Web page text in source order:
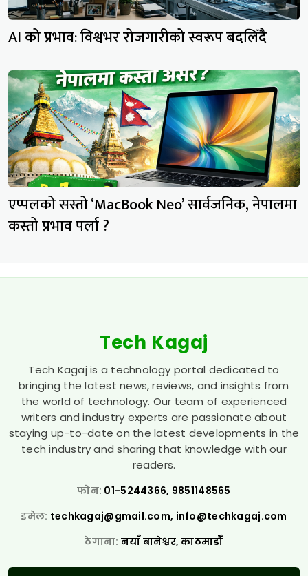
AI को प्रभाव: विश्वभर रोजगारीको स्वरूप बदलिँदै
एप्पलको सस्तो ‘MacBook Neo’ सार्वजनिक, नेपालमा
कस्तो प्रभाव पर्ला ?
Tech Kagaj
Tech Kagaj is a technology portal dedicated to
bringing the latest news, reviews, and insights from
the world of technology. Our team of experienced
writers and industry experts are passionate about
staying up-to-date on the latest developments in the
tech industry and sharing that knowledge with our
readers.
फोन: 01-5244366, 9851148565
इमेल: techkagaj@gmail.com, info@techkagaj.com
ठेगाना: नयाँ बानेश्वर, काठमाडौँ